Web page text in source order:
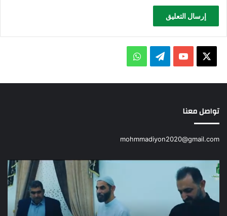
يوتيوبتيلقرامواتساب
تواصل معنا
mohmmadiyon2020@gmail.com
تقرير
حفل
اختتام
دورات